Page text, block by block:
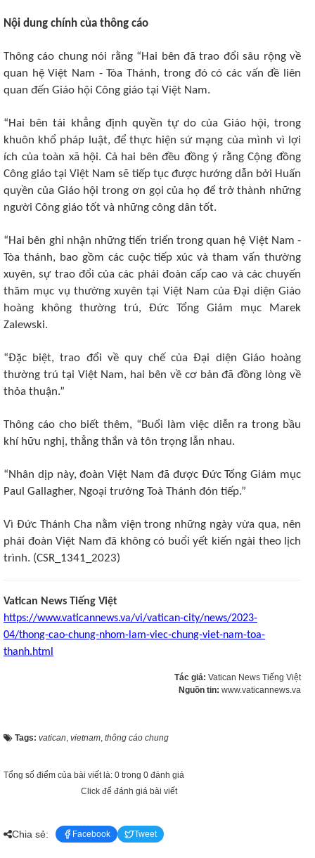
Nội dung chính của thông cáo
Thông cáo chung nói rằng “Hai bên đã trao đổi sâu rộng về
quan hệ Việt Nam - Tòa Thánh, trong đó có các vấn đề liên
quan đến Giáo hội Công giáo tại Việt Nam.
“Hai bên tái khẳng định quyền tự do của Giáo hội, trong
khuôn khổ pháp luật, để thực hiện sứ mạng của mình vì lợi
ích của toàn xã hội. Cả hai bên đều đồng ý rằng Cộng đồng
Công giáo tại Việt Nam sẽ tiếp tục được hướng dẫn bởi Huấn
quyền của Giáo hội trong ơn gọi của họ để trở thành những
người Công giáo tốt và những công dân tốt.
“Hai bên ghi nhận những tiến triển trong quan hệ Việt Nam -
Tòa thánh, bao gồm các cuộc tiếp xúc và tham vấn thường
xuyên, sự trao đổi của các phái đoàn cấp cao và các chuyến
thăm mục vụ thường xuyên tại Việt Nam của Đại diện Giáo
hoàng không thường trú, Đức Tổng Giám mục Marek
Zalewski.
“Đặc biệt, trao đổi về quy chế của Đại diện Giáo hoàng
thường trú tại Việt Nam, hai bên về cơ bản đã đồng lòng về
thỏa thuận.”
Thông cáo cho biết thêm, “Buổi làm việc diễn ra trong bầu
khí hữu nghị, thẳng thắn và tôn trọng lẫn nhau.
“Nhân dịp này, đoàn Việt Nam đã được Đức Tổng Giám mục
Paul Gallagher, Ngoại trưởng Toà Thánh đón tiếp.”
Vì Đức Thánh Cha nằm viện trong những ngày vừa qua, nên
phái đoàn Việt Nam đã không có buổi yết kiến ngài theo lịch
trình. (CSR_1341_2023)
Vatican News Tiếng Việt
https://www.vaticannews.va/vi/vatican-city/news/2023-
04/thong-cao-chung-nhom-lam-viec-chung-viet-nam-toa-
thanh.html
Tác giả: Vatican News Tiếng Việt
Nguồn tin: www.vaticannews.va
Tags: vatican, vietnam, thông cáo chung
Tổng số điểm của bài viết là: 0 trong 0 đánh giá
Click để đánh giá bài viết
Chia sẻ: Facebook Tweet